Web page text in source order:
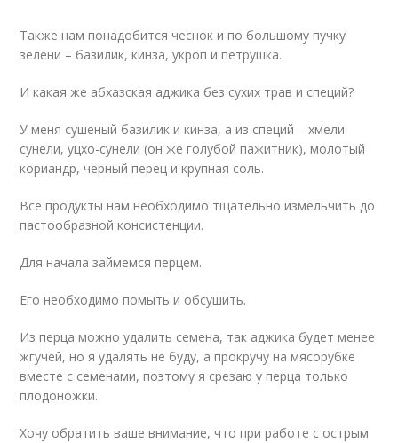
Также нам понадобится чеснок и по большому пучку
зелени – базилик, кинза, укроп и петрушка.
И какая же абхазская аджика без сухих трав и специй?
У меня сушеный базилик и кинза, а из специй – хмели-
сунели, уцхо-сунели (он же голубой пажитник), молотый
кориандр, черный перец и крупная соль.
Все продукты нам необходимо тщательно измельчить до
пастообразной консистенции.
Для начала займемся перцем.
Его необходимо помыть и обсушить.
Из перца можно удалить семена, так аджика будет менее
жгучей, но я удалять не буду, а прокручу на мясорубке
вместе с семенами, поэтому я срезаю у перца только
плодоножки.
Хочу обратить ваше внимание, что при работе с острым